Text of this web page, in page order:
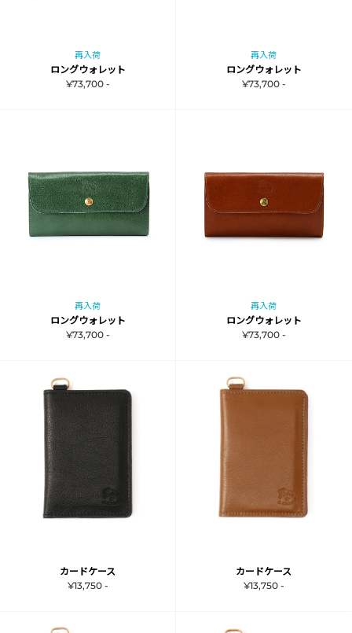
再入荷
ロングウォレット
¥73,700 -
再入荷
ロングウォレット
¥73,700 -
再入荷
ロングウォレット
¥73,700 -
再入荷
ロングウォレット
¥73,700 -
カードケース
¥13,750 -
カードケース
¥13,750 -